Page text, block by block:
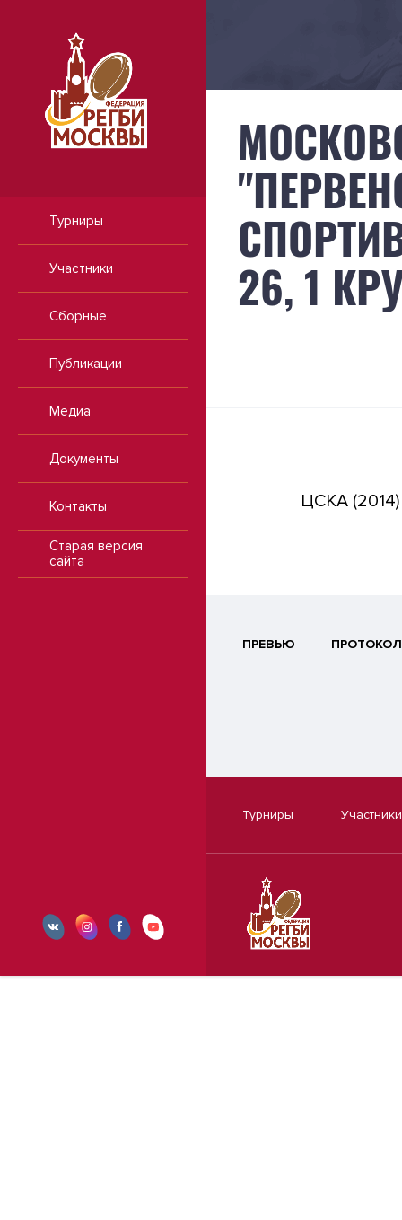
Турниры
Участники
Сборные
Публикации
Медиа
Документы
Контакты
Старая версия
сайта
26, 1
ЦСКА (2014)
ПРЕВЬЮ ПРОТОКОЛ
Турниры Участники